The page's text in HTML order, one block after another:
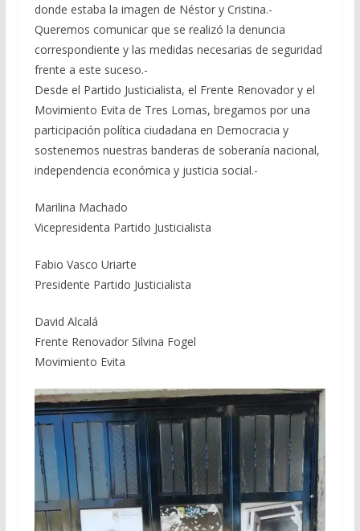
donde estaba la imagen de Néstor y Cristina.-
Queremos comunicar que se realizó la denuncia
correspondiente y las medidas necesarias de seguridad
frente a este suceso.-
Desde el Partido Justicialista, el Frente Renovador y el
Movimiento Evita de Tres Lomas, bregamos por una
participación política ciudadana en Democracia y
sostenemos nuestras banderas de soberanía nacional,
independencia económica y justicia social.-
Marilina Machado
Vicepresidenta Partido Justicialista
Fabio Vasco Uriarte
Presidente Partido Justicialista
David Alcalá
Frente Renovador Silvina Fogel
Movimiento Evita